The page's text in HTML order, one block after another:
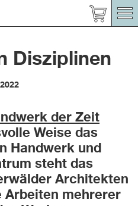
Disziplinen
der Zeit
Weise das
Handwerk und
steht das
Architekten
Arbeiten mehrerer